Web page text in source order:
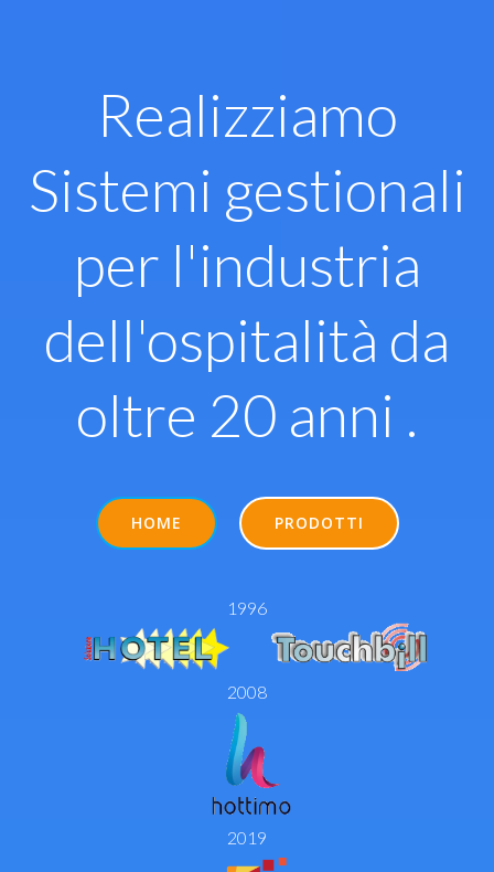
Realizziamo
Sistemi gestionali
per l'industria
dell'ospitalità da
oltre 20 anni .
HOME PRODOTTI
1996
2008
2019